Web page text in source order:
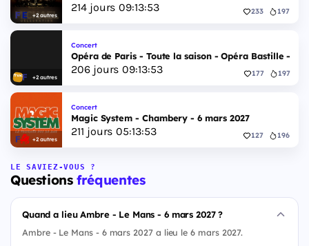
+2 autres
214jours 09:13:52 233 197
+2 autres
Concert
Opéra de Paris - Toute la saison - Opéra Bastille - 2
206jours 09:13:52 177 197
+2 autres
Concert
Magic System - Chambery - 6 mars 2027
211 jours 05:13:52 127 196
LE SAVIEZ-VOUS ?
Questionsfréquentes
Quand a lieu Ambre - Le Mans - 6 mars 2027 ?
Ambre - Le Mans - 6 mars 2027 a lieu le 6 mars 2027.